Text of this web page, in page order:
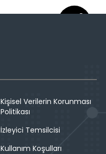
Kişisel Verilerin Korunması
Politikası
İzleyici Temsilcisi
Kullanım Koşulları